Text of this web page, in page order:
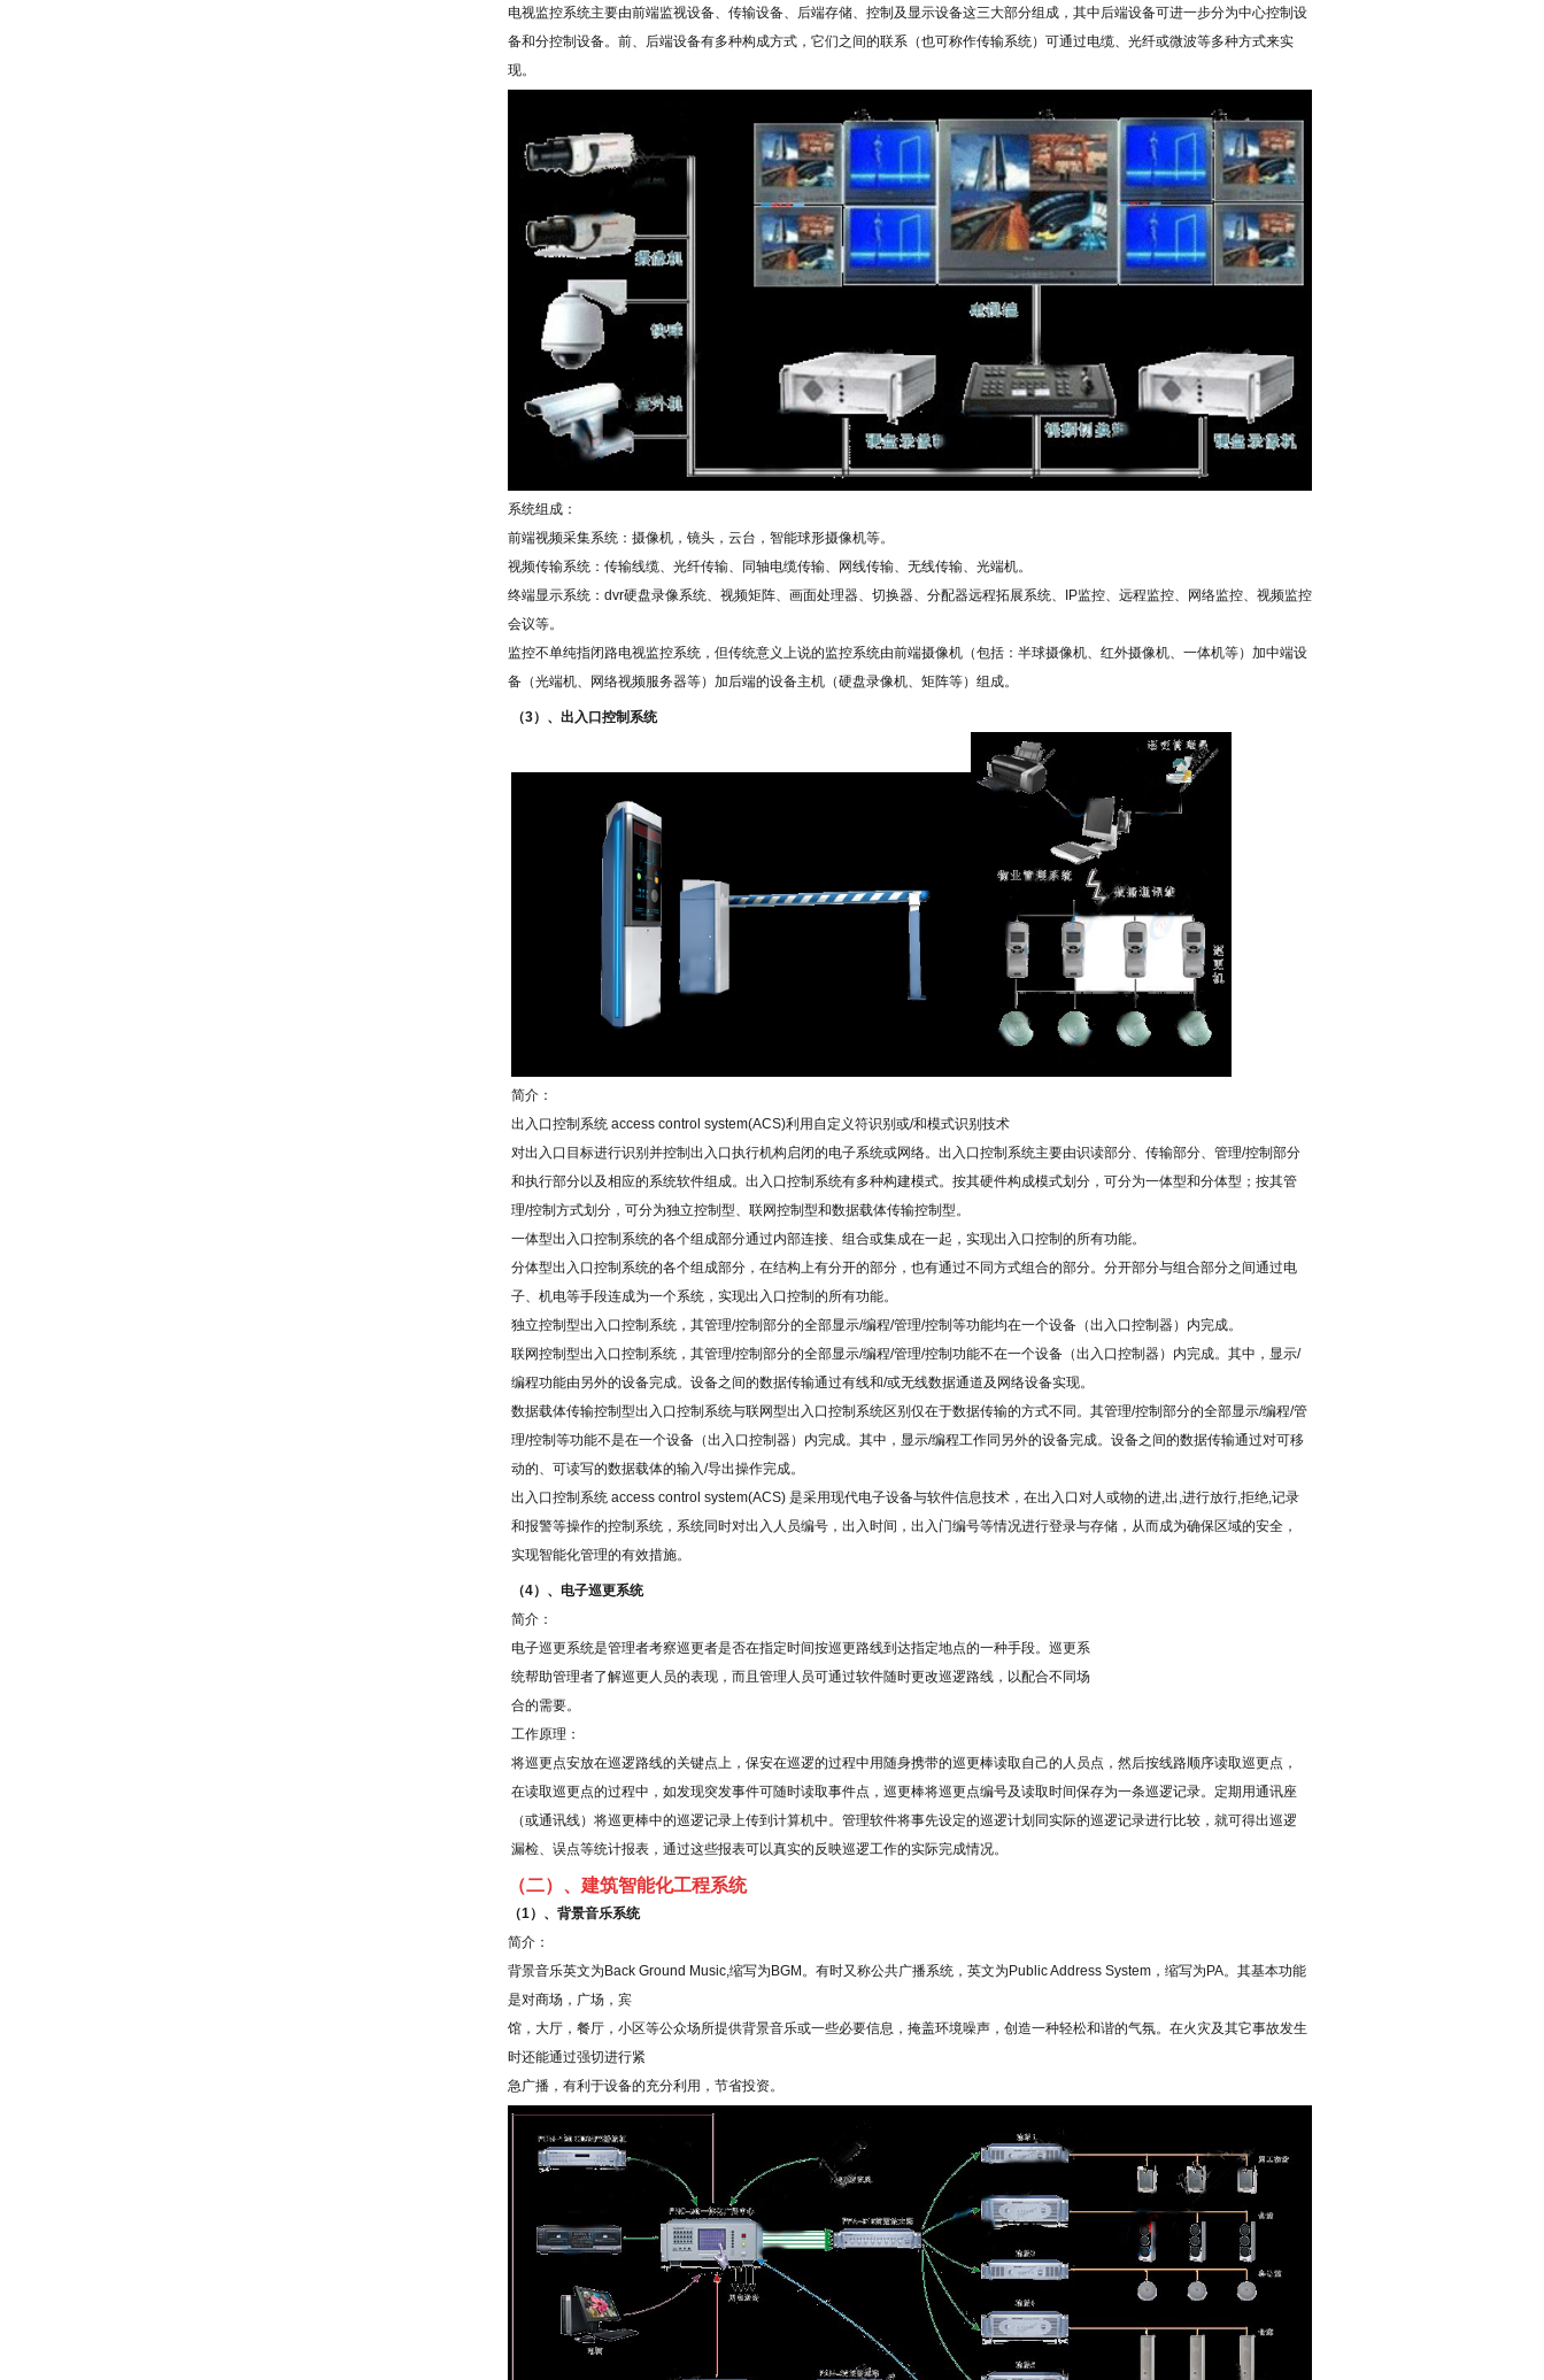
电视监控系统主要由前端监视设备、传输设备、后端存储、控制及显示设备这三大部分组成，其中后端设备可进一步分为中心控制设
备和分控制设备。前、后端设备有多种构成方式，它们之间的联系（也可称作传输系统）可通过电缆、光纤或微波等多种方式来实
现。
系统组成：
前端视频采集系统：摄像机，镜头，云台，智能球形摄像机等。
视频传输系统：传输线缆、光纤传输、同轴电缆传输、网线传输、无线传输、光端机。
终端显示系统： dvr硬盘录像系统、视频矩阵、画面处理器、切换器、分配器远程拓展系统、 IP监控、远程监控、网络监控、视频监控
会议等。
监控不单纯指闭路电视监控系统，但传统意义上说的监控系统由前端摄像机（包括：半球摄像机、红外摄像机、一体机等）加中端设
备（光端机、网络视频服务器等）加后端的设备主机（硬盘录像机、矩阵等）组成。
（3）、出入口控制系统
简介：
出入口控制系统 access control system(ACS)利用自定义符识别或/和模式识别技术
对出入口目标进行识别并控制出入口执行机构启闭的电子系统或网络。出入口控制系统主要由识读部分、传输部分、管理/控制部分
和执行部分以及相应的系统软件组成。出入口控制系统有多种构建模式。按其硬件构成模式划分，可分为一体型和分体型；按其管
理/控制方式划分，可分为独立控制型、联网控制型和数据载体传输控制型。
一体型出入口控制系统的各个组成部分通过内部连接、组合或集成在一起，实现出入口控制的所有功能。
分体型出入口控制系统的各个组成部分，在结构上有分开的部分，也有通过不同方式组合的部分。分开部分与组合部分之间通过电
子、机电等手段连成为一个系统，实现出入口控制的所有功能。
独立控制型出入口控制系统，其管理/控制部分的全部显示/编程/管理/控制等功能均在一个设备（出入口控制器）内完成。
联网控制型出入口控制系统，其管理/控制部分的全部显示/编程/管理/控制功能不在一个设备（出入口控制器）内完成。其中，显示/
编程功能由另外的设备完成。设备之间的数据传输通过有线和/或无线数据通道及网络设备实现。
数据载体传输控制型出入口控制系统与联网型出入口控制系统区别仅在于数据传输的方式不同。其管理/控制部分的全部显示/编程/管
理/控制等功能不是在一个设备（出入口控制器）内完成。其中，显示/编程工作同另外的设备完成。设备之间的数据传输通过对可移
动的、可读写的数据载体的输入/导出操作完成。
出入口控制系统 access control system(ACS) 是采用现代电子设备与软件信息技术，在出入口对人或物的进,出,进行放行,拒绝,记录
和报警等操作的控制系统，系统同时对出入人员编号，出入时间，出入门编号等情况进行登录与存储，从而成为确保区域的安全，
实现智能化管理的有效措施。
（4）、电子巡更系统
简介：
电子巡更系统是管理者考察巡更者是否在指定时间按巡更路线到达指定地点的一种手段。巡更系
统帮助管理者了解巡更人员的表现，而且管理人员可通过软件随时更改巡逻路线，以配合不同场
合的需要。
工作原理：
将巡更点安放在巡逻路线的关键点上，保安在巡逻的过程中用随身携带的巡更棒读取自己的人员点，然后按线路顺序读取巡更点，
在读取巡更点的过程中，如发现突发事件可随时读取事件点，巡更棒将巡更点编号及读取时间保存为一条巡逻记录。定期用通讯座
（或通讯线）将巡更棒中的巡逻记录上传到计算机中。管理软件将事先设定的巡逻计划同实际的巡逻记录进行比较，就可得出巡逻
漏检、误点等统计报表，通过这些报表可以真实的反映巡逻工作的实际完成情况。
（二）、建筑智能化工程系统
（1）、背景音乐系统
简介：
背景音乐英文为 Back Ground Music,缩写为 BGM 。有时又称公共广播系统，英文为 Public Address System ，缩写为 PA。其基本功能
是对商场，广场，宾
馆，大厅，餐厅，小区等公众场所提供背景音乐或一些必要信息，掩盖环境噪声，创造一种轻松和谐的气氛。在火灾及其它事故发生
时还能通过强切进行紧
急广播，有利于设备的充分利用，节省投资。